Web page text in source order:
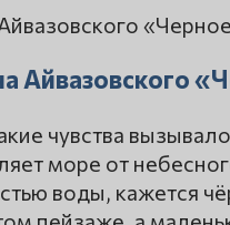
Айвазовского
чувства
море от
воды, кажется